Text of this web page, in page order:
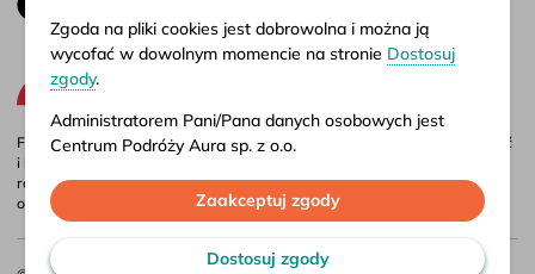
Firma Aura jest administratorem portalu bilety.pl, gdzie możesz porównać
i kupić bilety autokarowe krajowe i międzynarodowe online. Bilety są
również dostępne w naszych biurach stacjonarnych – adresy i godziny
otwarcia znajdziesz w
punktach sprzedaży.
Zgoda na pliki cookies jest dobrowolna i można ją
wycofać w dowolnym momencie na stronie Dostosuj
zgody.
Administratorem Pani/Pana danych osobowych jest
Centrum Podróży Aura sp. z o.o.
Więcej informacji o przetwarzaniu danych osobowych
oraz korzystaniu przez Serwis z plików cookies
Zaakceptuj zgody
Dostosuj zgody